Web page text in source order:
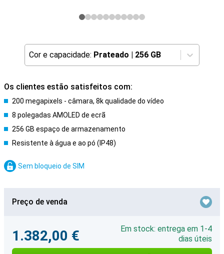
Cor e capacidade: Prateado | 256 GB
Os clientes estão satisfeitos com:
200 megapixels - câmara, 8k qualidade do vídeo
8 polegadas AMOLED de ecrã
256 GB espaço de armazenamento
Resistente à água e ao pó (IP48)
Sem bloqueio de SIM
Preço de venda
1.382,00 €
Em stock: entrega em 1-4
dias úteis